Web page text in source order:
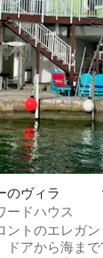
星の平均評価
のヴィラ
ードハウス
ントのエレガ
ドアから海まで